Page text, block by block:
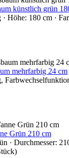
künstlich grün
Höhe: 180 cm ·
mehrfarbig 24 cm
Grün 210 cm
· Durchmesser: